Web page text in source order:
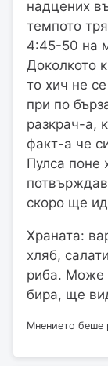
надцених
темпото
4:45-50 на
Доколкото
то хич не
при по
разкрач-а,
факт-а че
Пулса поне
скоро ще
Храната:
хляб,
риба. Може
бира, ще
Мнението беше